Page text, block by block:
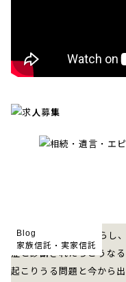
Blog
家族信託・実家信託